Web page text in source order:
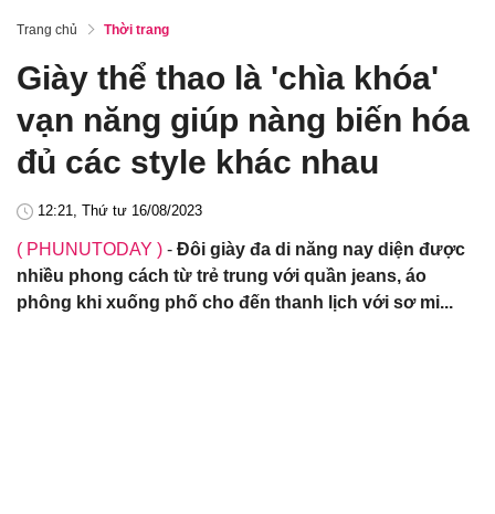
Trang chủ Thời trang
Giày thể thao là 'chìa khóa'
vạn năng giúp nàng biến hóa
đủ các style khác nhau
12:21, Thứ tư 16/08/2023
( PHUNUTODAY ) - Đôi giày đa di năng nay diện được
nhiều phong cách từ trẻ trung với quần jeans, áo
phông khi xuống phố cho đến thanh lịch với sơ mi...